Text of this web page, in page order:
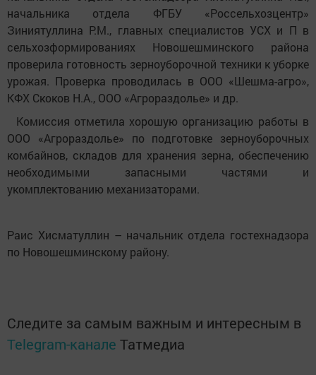
начальника отдела ФГБУ «Россельхозцентр»
Зиниятуллина Р.М., главных специалистов УСХ и П в
сельхозформированиях Новошешминского района
проверила готовность зерноуборочной техники к уборке
урожая. Проверка проводилась в ООО «Шешма-агро»,
КФХ Скоков Н.А., ООО «Агрораздолье» и др.
Комиссия отметила хорошую организацию работы в
ООО «Агрораздолье» по подготовке зерноуборочных
комбайнов, складов для хранения зерна, обеспечению
необходимыми запасными частями и
укомплектованию механизаторами.
Раис Хисматуллин – начальник отдела гостехнадзора
по Новошешминскому району.
Следите за самым важным и интересным в
Telegram-канале Татмедиа